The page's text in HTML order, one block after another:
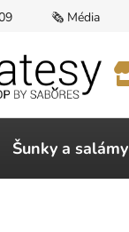
🗞️ Média
Šunky a salámy